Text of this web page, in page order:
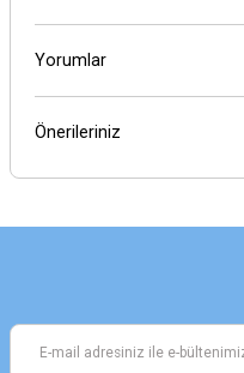
Yorumlar
Önerileriniz